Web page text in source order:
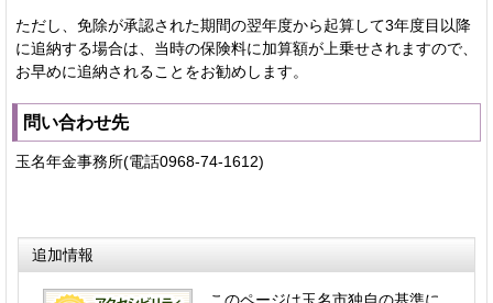
ただし、免除が承認された期間の翌年度から起算して3年度目以降
に追納する場合は、当時の保険料に加算額が上乗せされますので、
お早めに追納されることをお勧めします。
問い合わせ先
玉名年金事務所(電話0968-74-1612)
追加情報